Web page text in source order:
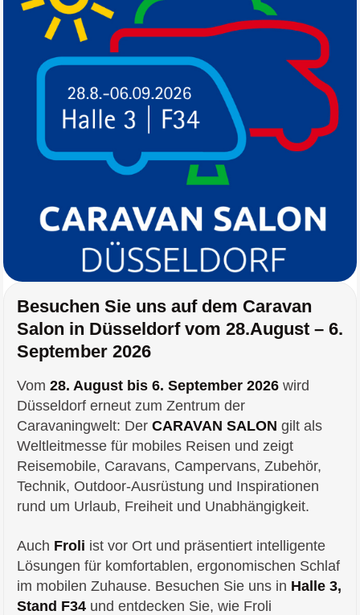
Besuchen Sie uns auf dem Caravan
Salon in Düsseldorf vom 28.August – 6.
September 2026
Vom 28. August bis 6. September 2026 wird
Düsseldorf erneut zum Zentrum der
Caravaningwelt: Der CARAVAN SALON gilt als
Weltleitmesse für mobiles Reisen und zeigt
Reisemobile, Caravans, Campervans, Zubehör,
Technik, Outdoor-Ausrüstung und Inspirationen
rund um Urlaub, Freiheit und Unabhängigkeit.
Auch Froli ist vor Ort und präsentiert intelligente
Lösungen für komfortablen, ergonomischen Schlaf
im mobilen Zuhause. Besuchen Sie uns in Halle 3,
Stand F34 und entdecken Sie, wie Froli